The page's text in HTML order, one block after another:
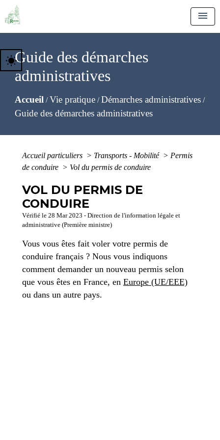
menu
Guide des démarches
administratives
Accueil /Vie pratique /Démarches administratives /
Guide des démarches administratives
wb_sunny
Accueil particuliers > Transports - Mobilité > Permis
de conduire > Vol du permis de conduire
VOL DU PERMIS DE
CONDUIRE
Vérifié le 28 Mar 2023 - Direction de l'information légale et
administrative (Première ministre)
Vous vous êtes fait voler votre permis de
conduire français ? Nous vous indiquons
comment demander un nouveau permis selon
que vous êtes en France, en Europe (UE/EEE)
ou dans un autre pays.